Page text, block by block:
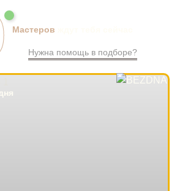
Мастеров
Нужна помощь в подборе?